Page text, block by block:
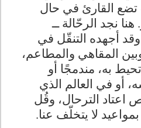
القارئ في حال
نجد الرحّالة ــ
أجهده التنقّل في
المقاهي والمطاعم،
به، مندمجًا أو
أو في العالم الذي
الترحال، وقُل
لا يتخلّف عنا.